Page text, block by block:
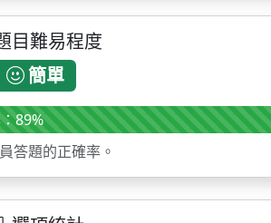
目難易程度
簡單
89%
答題的正確率。